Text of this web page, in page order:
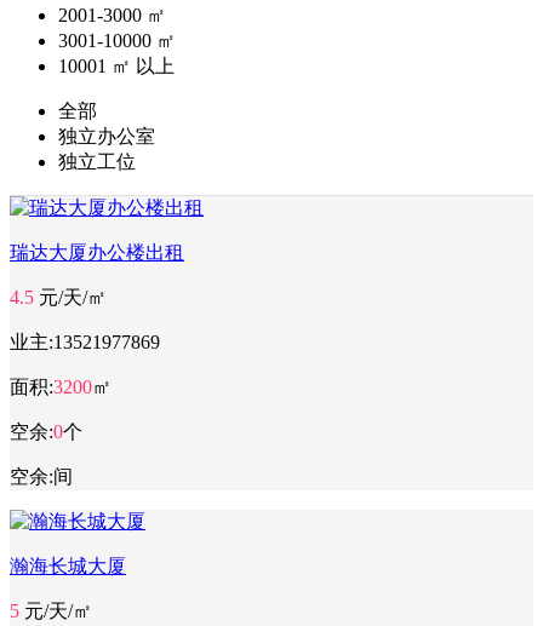
2001-3000 ㎡
3001-10000 ㎡
10001 ㎡ 以上
全部
独立办公室
独立工位
瑞达大厦办公楼出租
4.5 元/天/㎡
业主:13521977869
面积:3200㎡
空余:0个
空余:间
瀚海长城大厦
5 元/天/㎡